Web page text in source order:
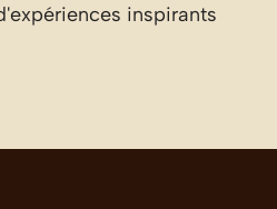
inspirants